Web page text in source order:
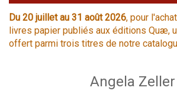
Du 20 juillet au 31 août 2026, pour
livres papier publiés aux éditions Quæ,
offert parmi trois titres de notre
Angela Zeller